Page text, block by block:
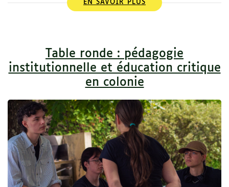
EN SAVOIR PLUS
Table ronde : pédagogie
institutionnelle et éducation critique
en colonie